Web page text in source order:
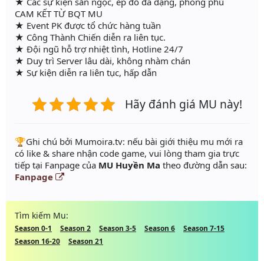
CAM KẾT TỪ BQT MU
★ Event PK được tổ chức hàng tuần
★ Công Thành Chiến diễn ra liên tục.
★ Đội ngũ hỗ trợ nhiệt tình, Hotline 24/7
★ Duy trì Server lâu dài, không nhàm chán
★ Sự kiện diễn ra liên tục, hấp dẫn
Hãy đánh giá MU này!
️🏆Ghi chú bởi Mumoira.tv: nếu bài giới thiệu mu mới ra
có like & share nhận code game, vui lòng tham gia trực
tiếp tại Fanpage của MU Huyền Ma theo đường dẫn sau:
Fanpage
Tìm kiếm Mu:
Season 0-1 Season 2 Season 3-5 Season 6
Season 7-15
Season 16-20
Season 21